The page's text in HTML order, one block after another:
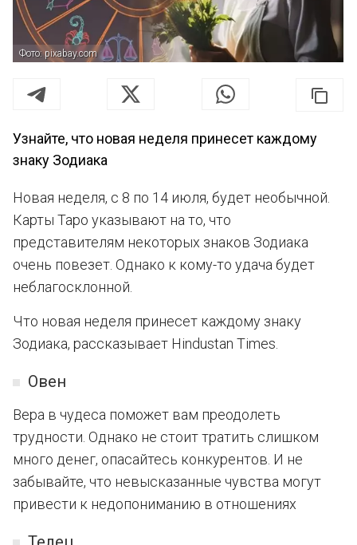
Фото: pixabay.com
Узнайте, что новая неделя принесет каждому
знаку Зодиака
Новая неделя, с 8 по 14 июля, будет необычной.
Карты Таро указывают на то, что
представителям некоторых знаков Зодиака
очень повезет. Однако к кому-то удача будет
неблагосклонной.
Что новая неделя принесет каждому знаку
Зодиака, рассказывает Hindustan Times.
Овен
Вера в чудеса поможет вам преодолеть
трудности. Однако не стоит тратить слишком
много денег, опасайтесь конкурентов. И не
забывайте, что невысказанные чувства могут
привести к недопониманию в отношениях